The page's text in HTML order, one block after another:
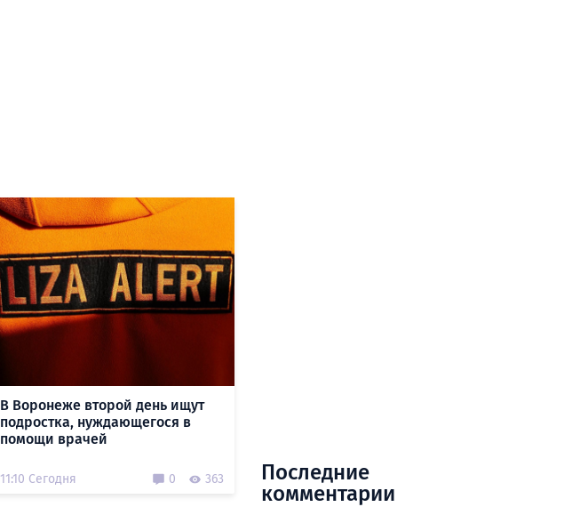
В Воронеже второй день ищут
подростка, нуждающегося в
помощи врачей
11:10 Сегодня 0 363
Последние
комментарии